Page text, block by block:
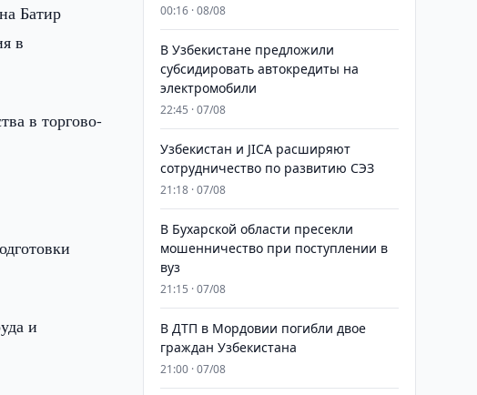
Батир
в
в торгово-
и
00:16 · 08/08
В Узбекистане предложили
субсидировать автокредиты на
электромобили
22:45 · 07/08
Узбекистан и JICA расширяют
сотрудничество по развитию СЭЗ
21:18 · 07/08
В Бухарской области пресекли
мошенничество при поступлении в
вуз
21:15 · 07/08
В ДТП в Мордовии погибли двое
граждан Узбекистана
21:00 · 07/08